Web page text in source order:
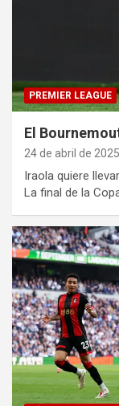
PREMIER LEAGUE
El
24 de abril de 2025
Iraola quiere
La final de la